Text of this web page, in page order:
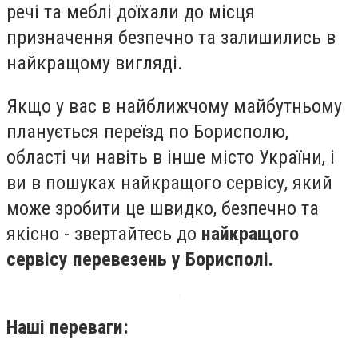
речі та меблі доїхали до місця
призначення безпечно та залишились в
найкращому вигляді.
Якщо у вас в найближчому майбутньому
планується переїзд по Борисполю,
області чи навіть в інше місто України, і
ви в пошуках найкращого сервісу, який
може зробити це швидко, безпечно та
якісно - звертайтесь до найкращого
сервісу перевезень у Борисполі.
Наші переваги: